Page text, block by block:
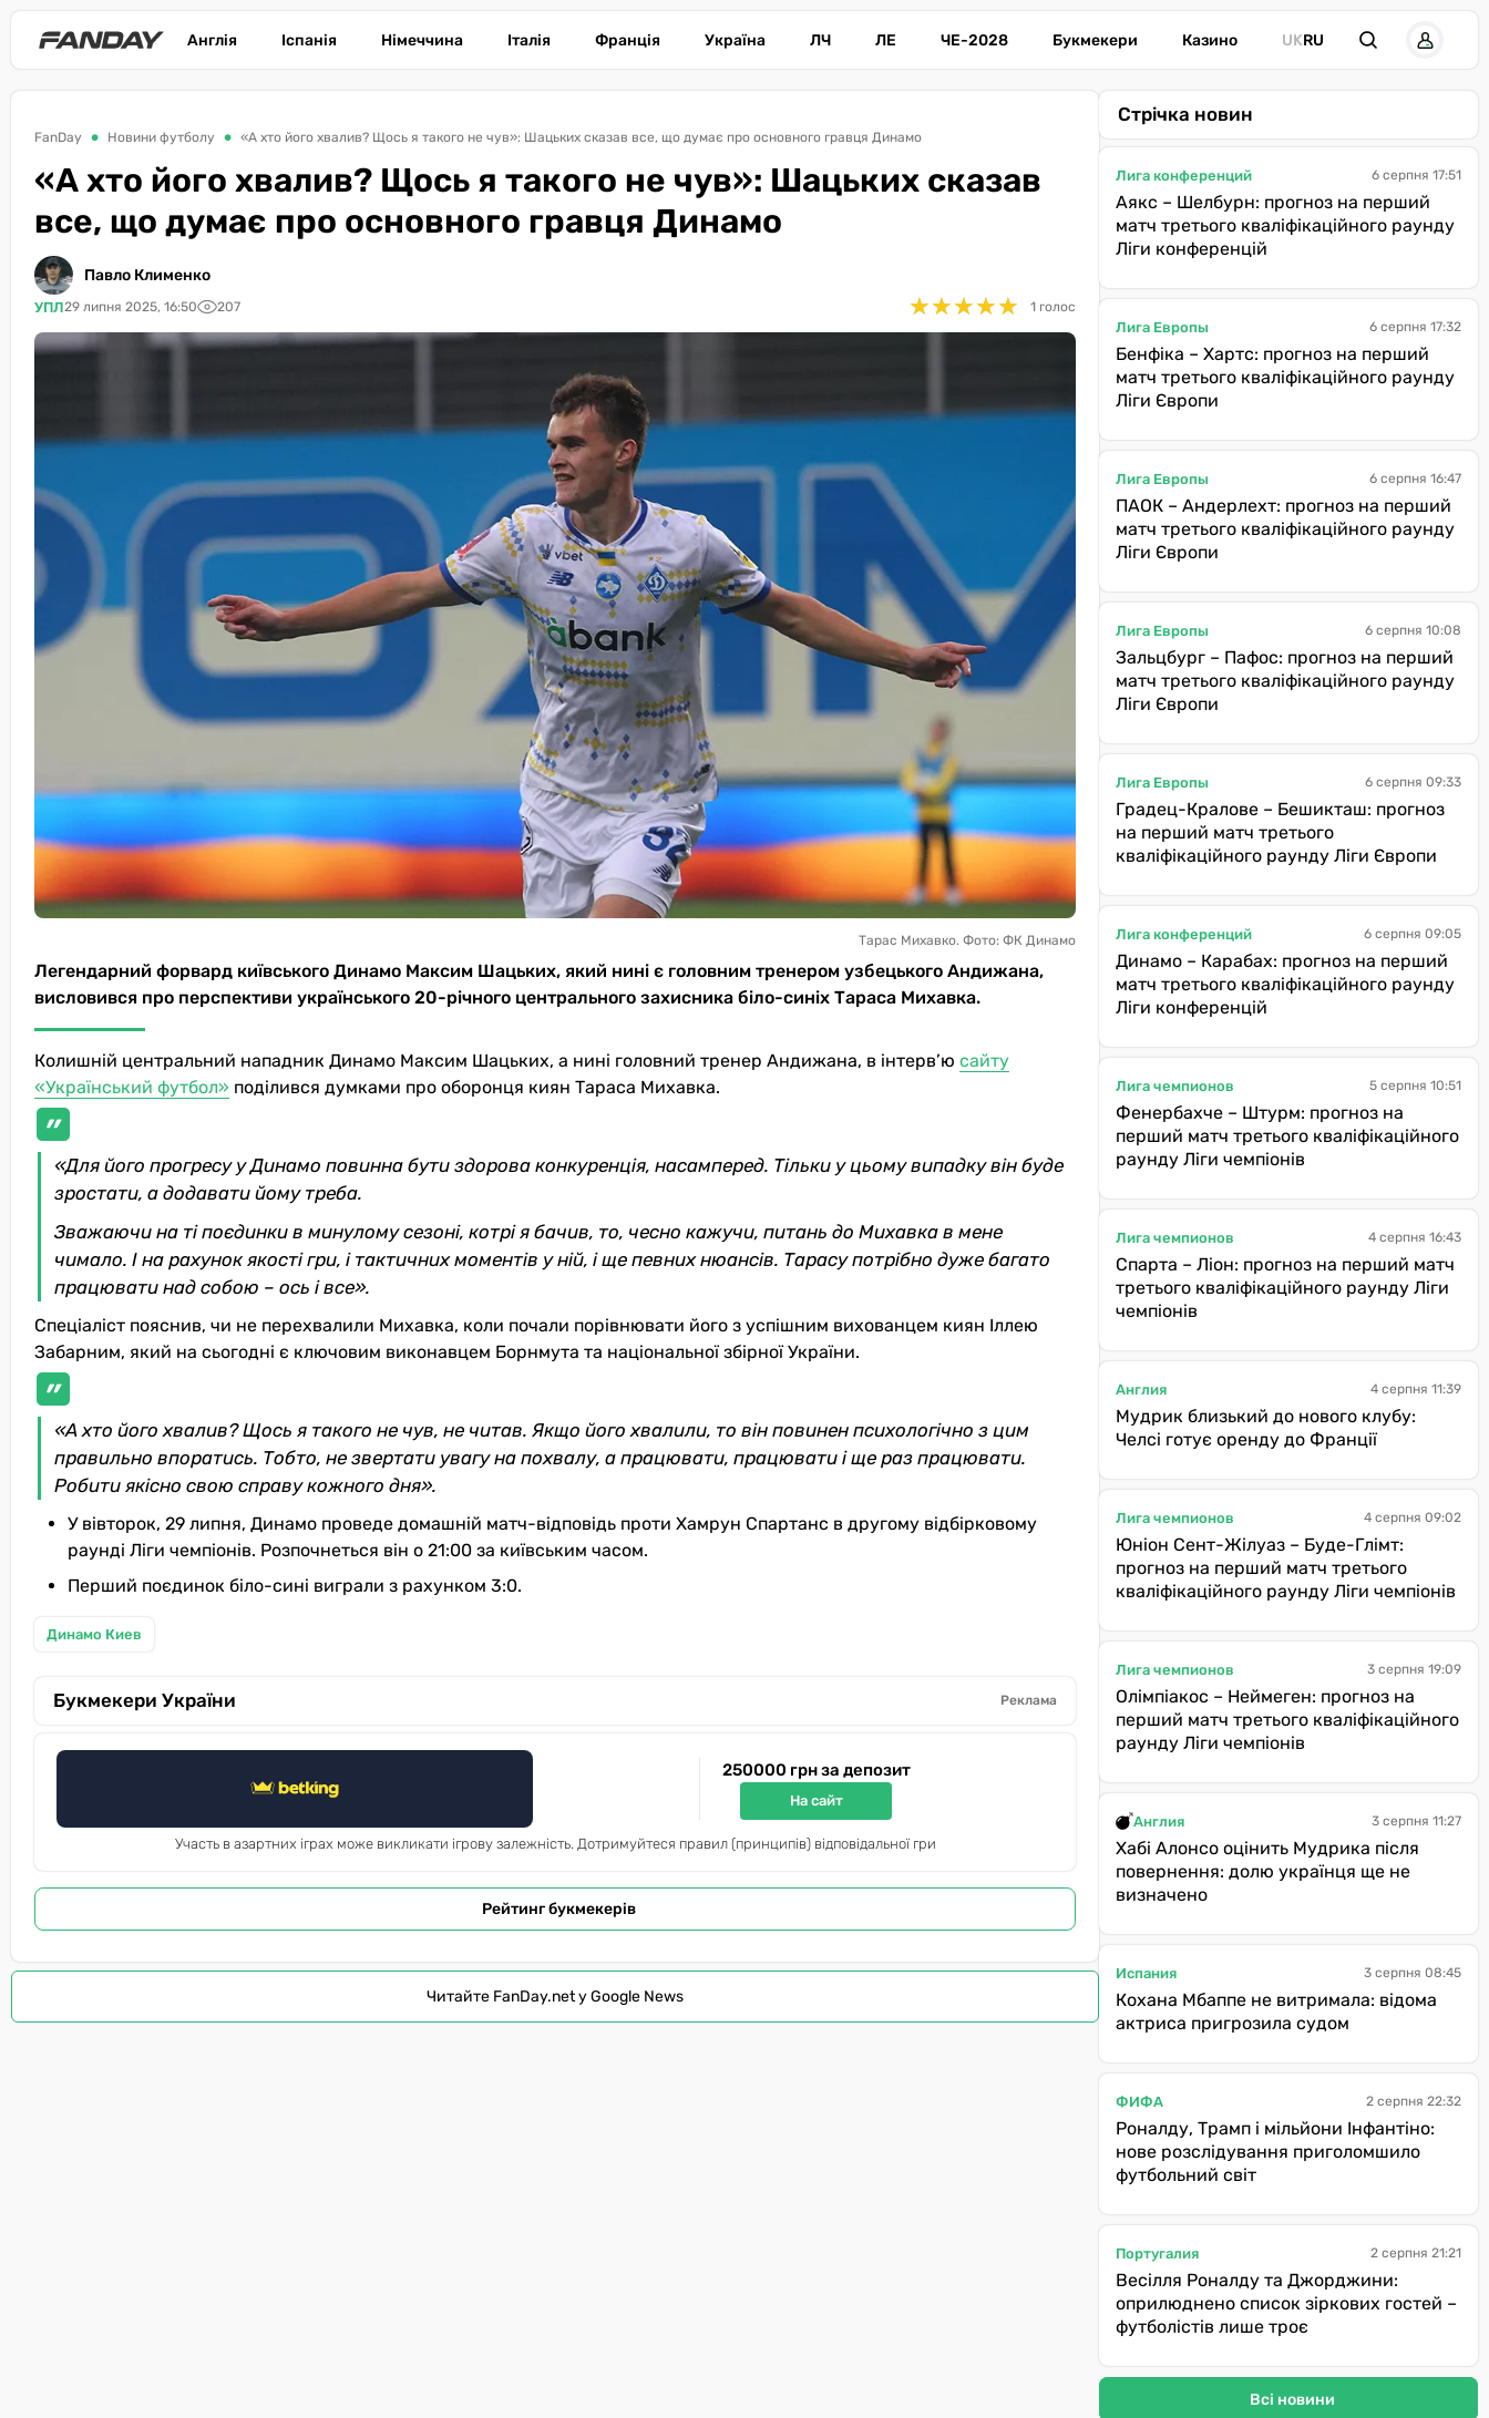
Англія Іспанія Німеччина Італія Франція Україна ЛЧ ЛЕ ЧЕ-2028 Букмекери Казино UKRU
FanDay Новини футболу «А хто його хвалив? Щось я такого не чув»: Шацьких сказав все, що думає про основного гравця Динамо
«А хто його хвалив? Щось я такого не чув»: Шацьких сказав
все, що думає про основного гравця Динамо
Павло Клименко
УПЛ29 липня 2025, 16:50 207 ★★★★★
★★★★★ 1 голос
Тарас Михавко. Фото: ФК Динамо
Легендарний форвард київського Динамо Максим Шацьких, який нині є головним тренером узбецького Андижана,
висловився про перспективи українського 20-річного центрального захисника біло-синіх Тараса Михавка.
Колишній центральний нападник Динамо Максим Шацьких, а нині головний тренер Андижана, в інтерв’ю сайту
«Український футбол» поділився думками про оборонця киян Тараса Михавка.
«Для його прогресу у Динамо повинна бути здорова конкуренція, насамперед. Тільки у цьому випадку він буде
зростати, а додавати йому треба.
Зважаючи на ті поєдинки в минулому сезоні, котрі я бачив, то, чесно кажучи, питань до Михавка в мене
чимало. І на рахунок якості гри, і тактичних моментів у ній, і ще певних нюансів. Тарасу потрібно дуже багато
працювати над собою – ось і все».
Спеціаліст пояснив, чи не перехвалили Михавка, коли почали порівнювати його з успішним вихованцем киян Іллею
Забарним, який на сьогодні є ключовим виконавцем Борнмута та національної збірної України.
«А хто його хвалив? Щось я такого не чув, не читав. Якщо його хвалили, то він повинен психологічно з цим
правильно впоратись. Тобто, не звертати увагу на похвалу, а працювати, працювати і ще раз працювати.
Робити якісно свою справу кожного дня».
У вівторок, 29 липня, Динамо проведе домашній матч-відповідь проти Хамрун Спартанс в другому відбірковому
раунді Ліги чемпіонів. Розпочнеться він о 21:00 за київським часом.
Перший поєдинок біло-сині виграли з рахунком 3:0.
Динамо Киев
Букмекери України Реклама
250000 грн за депозит
На сайт
Участь в азартних іграх може викликати ігрову залежність. Дотримуйтеся правил (принципів) відповідальної гри
Рейтинг букмекерів
Читайте FanDay.net у Google News
Стрічка новин
Лига конференций 6 серпня 17:51
Аякс – Шелбурн: прогноз на перший
матч третього кваліфікаційного раунду
Ліги конференцій
Лига Европы 6 серпня 17:32
Бенфіка – Хартс: прогноз на перший
матч третього кваліфікаційного раунду
Ліги Європи
Лига Европы 6 серпня 16:47
ПАОК – Андерлехт: прогноз на перший
матч третього кваліфікаційного раунду
Ліги Європи
Лига Европы 6 серпня 10:08
Зальцбург – Пафос: прогноз на перший
матч третього кваліфікаційного раунду
Ліги Європи
Лига Европы 6 серпня 09:33
Градец-Кралове – Бешикташ: прогноз
на перший матч третього
кваліфікаційного раунду Ліги Європи
Лига конференций 6 серпня 09:05
Динамо – Карабах: прогноз на перший
матч третього кваліфікаційного раунду
Ліги конференцій
Лига чемпионов 5 серпня 10:51
Фенербахче – Штурм: прогноз на
перший матч третього кваліфікаційного
раунду Ліги чемпіонів
Лига чемпионов 4 серпня 16:43
Спарта – Ліон: прогноз на перший матч
третього кваліфікаційного раунду Ліги
чемпіонів
Англия 4 серпня 11:39
Мудрик близький до нового клубу:
Челсі готує оренду до Франції
Лига чемпионов 4 серпня 09:02
Юніон Сент-Жілуаз – Буде-Глімт:
прогноз на перший матч третього
кваліфікаційного раунду Ліги чемпіонів
Лига чемпионов 3 серпня 19:09
Олімпіакос – Неймеген: прогноз на
перший матч третього кваліфікаційного
раунду Ліги чемпіонів
Англия 3 серпня 11:27
Хабі Алонсо оцінить Мудрика після
повернення: долю українця ще не
визначено
Испания 3 серпня 08:45
Кохана Мбаппе не витримала: відома
актриса пригрозила судом
ФИФА 2 серпня 22:32
Роналду, Трамп і мільйони Інфантіно:
нове розслідування приголомшило
футбольний світ
Португалия 2 серпня 21:21
Весілля Роналду та Джорджини:
оприлюднено список зіркових гостей –
футболістів лише троє
Всі новини